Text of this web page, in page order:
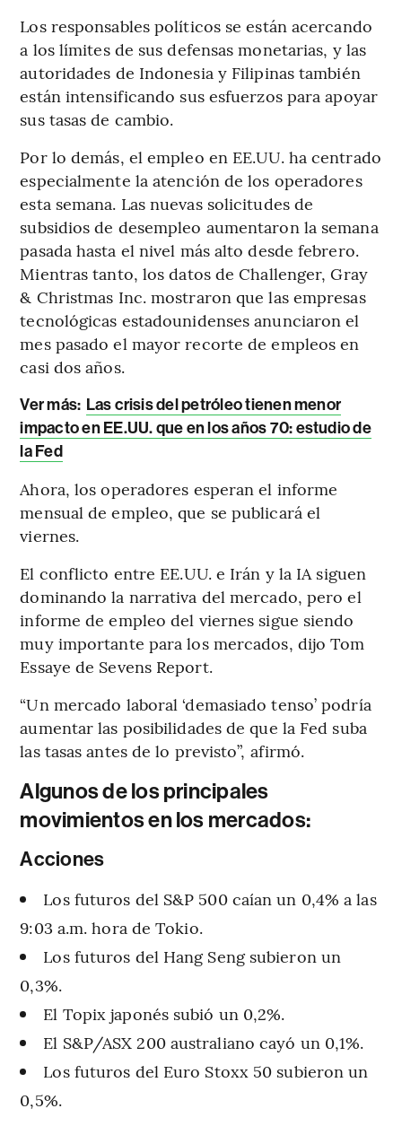
Los responsables políticos se están acercando
a los límites de sus defensas monetarias, y las
autoridades de Indonesia y Filipinas también
están intensificando sus esfuerzos para apoyar
sus tasas de cambio.
Por lo demás, el empleo en EE.UU. ha centrado
especialmente la atención de los operadores
esta semana. Las nuevas solicitudes de
subsidios de desempleo aumentaron la semana
pasada hasta el nivel más alto desde febrero.
Mientras tanto, los datos de Challenger, Gray
& Christmas Inc. mostraron que las empresas
tecnológicas estadounidenses anunciaron el
mes pasado el mayor recorte de empleos en
casi dos años.
Ver más: Las crisis del petróleo tienen menor
impacto en EE.UU. que en los años 70: estudio de
la Fed
Ahora, los operadores esperan el informe
mensual de empleo, que se publicará el
viernes.
El conflicto entre EE.UU. e Irán y la IA siguen
dominando la narrativa del mercado, pero el
informe de empleo del viernes sigue siendo
muy importante para los mercados, dijo Tom
Essaye de Sevens Report.
“Un mercado laboral ‘demasiado tenso’ podría
aumentar las posibilidades de que la Fed suba
las tasas antes de lo previsto”, afirmó.
Algunos de los principales
movimientos en los mercados:
Acciones
Los futuros del S&P 500 caían un 0,4% a las
9:03 a.m. hora de Tokio.
Los futuros del Hang Seng subieron un
0,3%.
El Topix japonés subió un 0,2%.
El S&P/ASX 200 australiano cayó un 0,1%.
Los futuros del Euro Stoxx 50 subieron un
0,5%.